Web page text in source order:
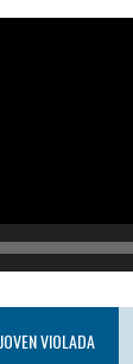
VIOLADA